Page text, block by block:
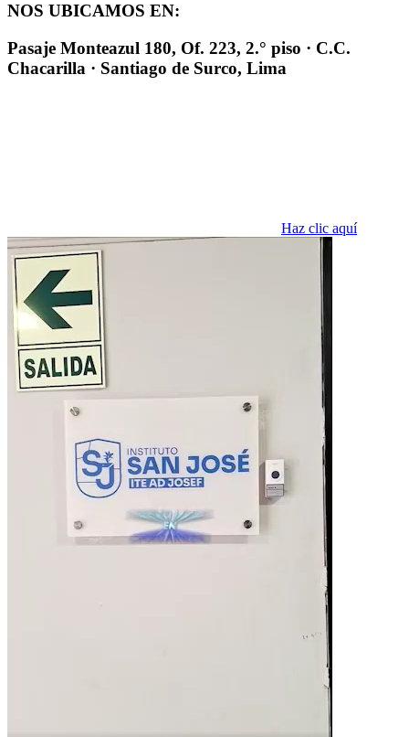
NOS UBICAMOS EN:
Pasaje Monteazul 180, Of. 223, 2.° piso · C.C.
Chacarilla · Santiago de Surco, Lima
Haz clic aquí